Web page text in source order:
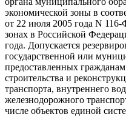
экономической зоны в
от 22 июля 2005 года N 116-
зонах в Российской
года. Допускается
государственной или
предоставленных
строительства и
транспорта, внутреннего
железнодорожного
числе объектов единой